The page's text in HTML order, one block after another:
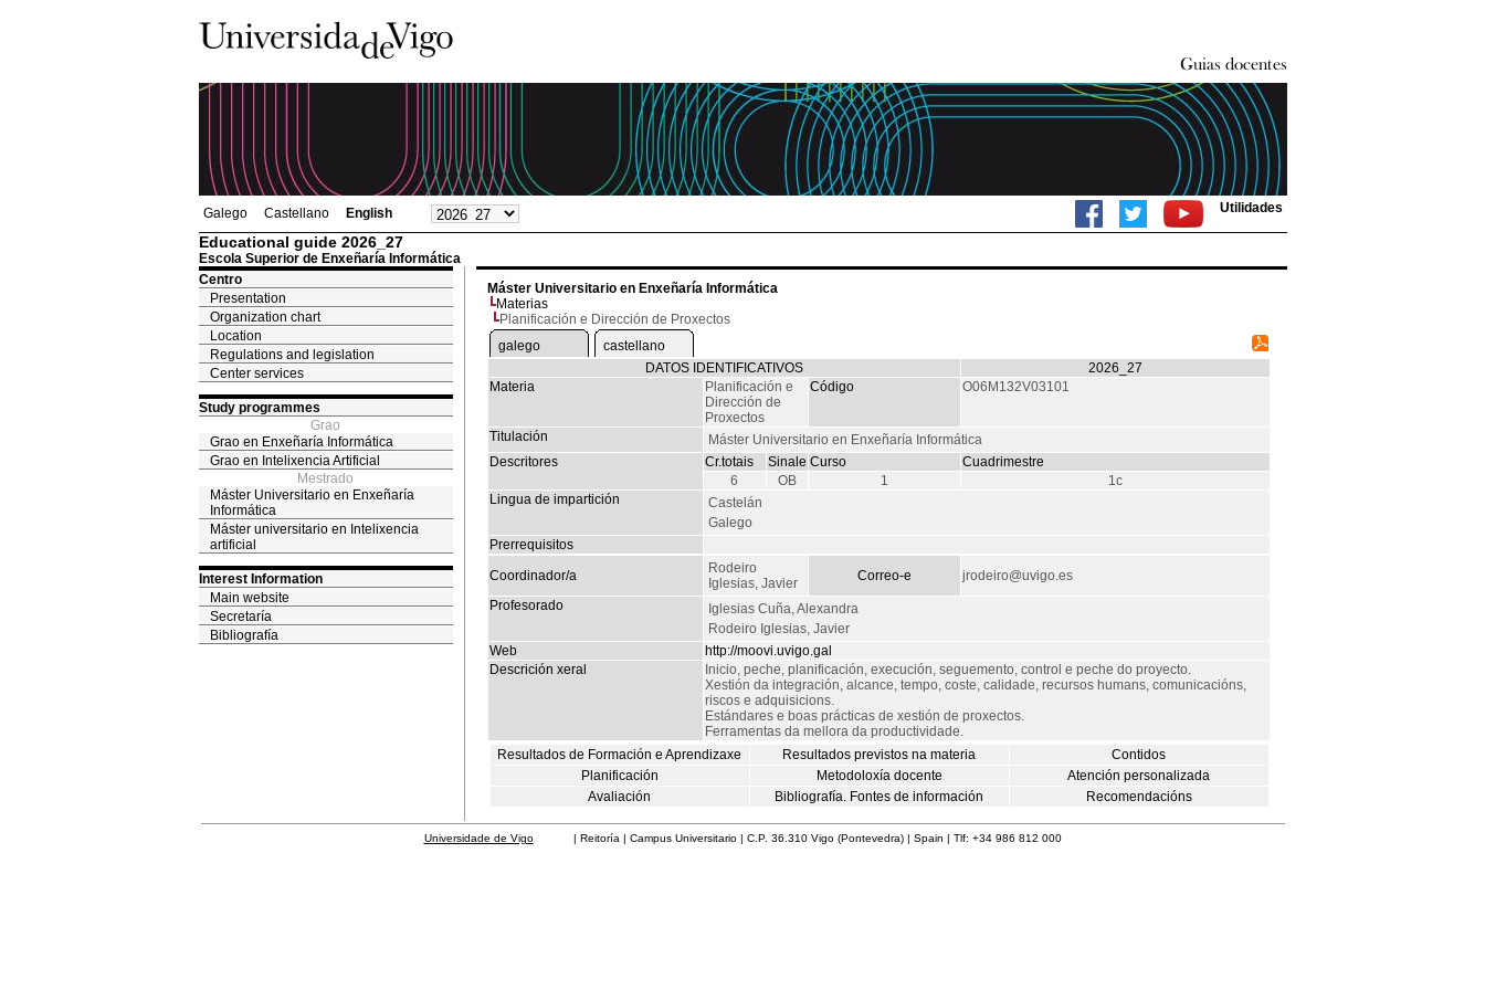
Galego Castellano English Utilidades
Educational guide 2026_27
Escola Superior de Enxeñaría Informática
Centro
Presentation
Organization chart
Location
Regulations and legislation
Center services
Study programmes
Grao
Grao en Enxeñaría Informática
Grao en Intelixencia Artificial
Mestrado
Máster Universitario en Enxeñaría
Informática
Máster universitario en Intelixencia
artificial
Interest Information
Main website
Secretaría
Bibliografía
Máster Universitario en Enxeñaría Informática
Materias
Planificación e Dirección de Proxectos
galego
castellano
DATOS IDENTIFICATIVOS
2026_27
Materia
Planificación e
Dirección de
Proxectos
Código O06M132V03101
Titulación
Máster Universitario en Enxeñaría Informática
Descritores
Cr.totais Sinale Curso
Cuadrimestre
6
OB 1
1c
Lingua de impartición
Castelán
Galego
Prerrequisitos
Coordinador/a
Rodeiro
Iglesias, Javier
Correo-e
jrodeiro@uvigo.es
Profesorado
Iglesias Cuña, Alexandra
Rodeiro Iglesias, Javier
Web
http://moovi.uvigo.gal
Descrición xeral
Inicio, peche, planificación, execución, seguemento, control e peche do proyecto.
Xestión da integración, alcance, tempo, coste, calidade, recursos humans, comunicacións,
riscos e adquisicions.
Estándares e boas prácticas de xestión de proxectos.
Ferramentas da mellora da productividade.
Resultados de Formación e Aprendizaxe
Resultados previstos na materia
Contidos
Planificación
Metodoloxía docente
Atención personalizada
Avaliación
Bibliografía. Fontes de información Recomendacións
Universidade de Vigo| Reitoría | Campus Universitario | C.P. 36.310 Vigo (Pontevedra) | Spain | Tlf: +34 986 812 000